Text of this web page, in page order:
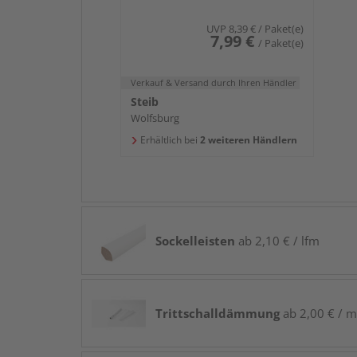
UVP 8,39 €/ Paket(e)
7,99 € / Paket(e)
Verkauf & Versand durch Ihren Händler
Steib
Wolfsburg
Erhältlich bei 2 weiteren Händlern
Sockelleisten ab 2,10 € / lfm
Trittschalldämmung ab 2,00 € /